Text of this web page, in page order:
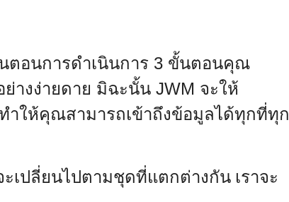
ตอนการดำเนินการ 3 ขั้นตอนคุณ
างง่ายดาย มิฉะนั้น JWM จะให้
ให้คุณสามารถเข้าถึงข้อมูลได้ทุกที่ทุก
ะเปลี่ยนไปตามชุดที่แตกต่างกัน เราจะ